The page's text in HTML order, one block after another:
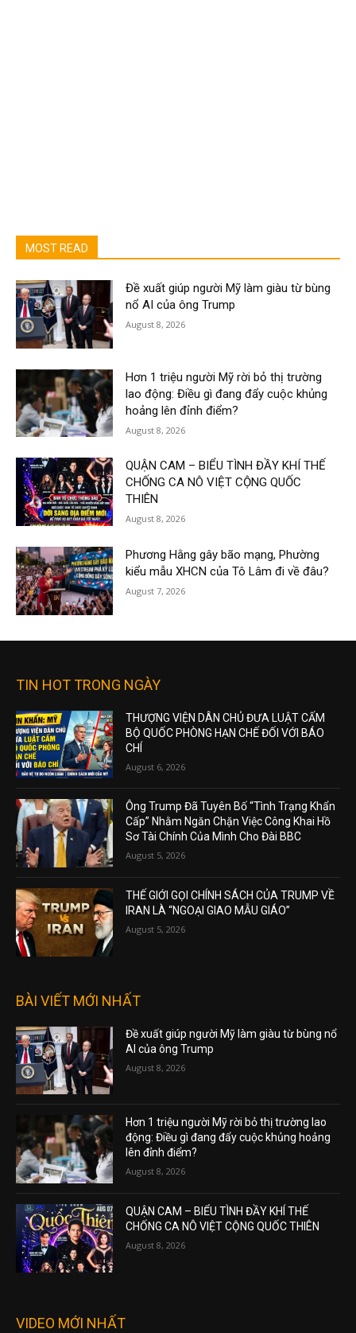
MOST READ
Đề xuất giúp người Mỹ làm giàu từ bùng
nổ AI của ông Trump
August 8, 2026
Hơn 1 triệu người Mỹ rời bỏ thị trường
lao động: Điều gì đang đẩy cuộc khủng
hoảng lên đỉnh điểm?
August 8, 2026
QUẬN CAM – BIỂU TÌNH ĐẦY KHÍ THẾ
CHỐNG CA NÔ VIỆT CỘNG QUỐC
THIÊN
August 8, 2026
Phương Hằng gây bão mạng, Phường
kiểu mẫu XHCN của Tô Lâm đi về đâu?
August 7, 2026
TIN HOT TRONG NGÀY
THƯỢNG VIỆN DÂN CHỦ ĐƯA LUẬT CẤM
BỘ QUỐC PHÒNG HẠN CHẾ ĐỐI VỚI BÁO
CHÍ
August 6, 2026
Ông Trump Đã Tuyên Bố “Tình Trạng Khẩn
Cấp” Nhằm Ngăn Chặn Việc Công Khai Hồ
Sơ Tài Chính Của Mình Cho Đài BBC
August 5, 2026
THẾ GIỚI GỌI CHÍNH SÁCH CỦA TRUMP VỀ
IRAN LÀ “NGOẠI GIAO MẪU GIÁO”
August 5, 2026
BÀI VIẾT MỚI NHẤT
Đề xuất giúp người Mỹ làm giàu từ bùng nổ
AI của ông Trump
August 8, 2026
Hơn 1 triệu người Mỹ rời bỏ thị trường lao
động: Điều gì đang đẩy cuộc khủng hoảng
lên đỉnh điểm?
August 8, 2026
QUẬN CAM – BIỂU TÌNH ĐẦY KHÍ THẾ
CHỐNG CA NÔ VIỆT CỘNG QUỐC THIÊN
August 8, 2026
VIDEO MỚI NHẤT